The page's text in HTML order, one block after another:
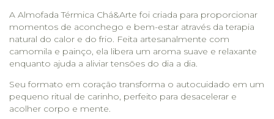
A Almofada Térmica Chá&Arte foi criada para proporcionar
momentos de aconchego e bem-estar através da terapia
natural do calor e do frio. Feita artesanalmente com
camomila e painço, ela libera um aroma suave e relaxante
enquanto ajuda a aliviar tensões do dia a dia.
Seu formato em coração transforma o autocuidado em um
pequeno ritual de carinho, perfeito para desacelerar e
acolher corpo e mente.